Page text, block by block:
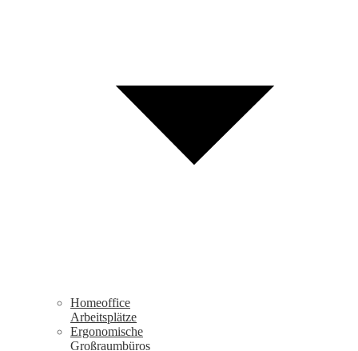
Homeoffice
Arbeitsplätze
Ergonomische
Großraumbüros